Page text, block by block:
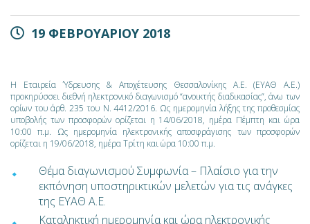
19 ΦΕΒΡΟΥΑΡΙΟΥ 2018
Η Εταιρεία Ύδρευσης & Αποχέτευσης Θεσσαλονίκης Α.Ε. (ΕΥΑΘ Α.Ε.)
προκηρύσσει διεθνή ηλεκτρονικό διαγωνισμό “ανοικτής διαδικασίας”, άνω των
ορίων του άρθ. 235 του Ν. 4412/2016. Ως ημερομηνία λήξης της προθεσμίας
υποβολής των προσφορών ορίζεται η 14/06/2018, ημέρα Πέμπτη και ώρα
10:00 π.μ. Ως ημερομηνία ηλεκτρονικής αποσφράγισης των προσφορών
ορίζεται η 19/06/2018, ημέρα Τρίτη και ώρα 10:00 π.μ.
Θέμα διαγωνισμού Συμφωνία – Πλαίσιο για την
εκπόνηση υποστηρικτικών μελετών για τις ανάγκες
της ΕΥΑΘ Α.Ε.
Καταληκτική ημερομηνία και ώρα ηλεκτρονικής